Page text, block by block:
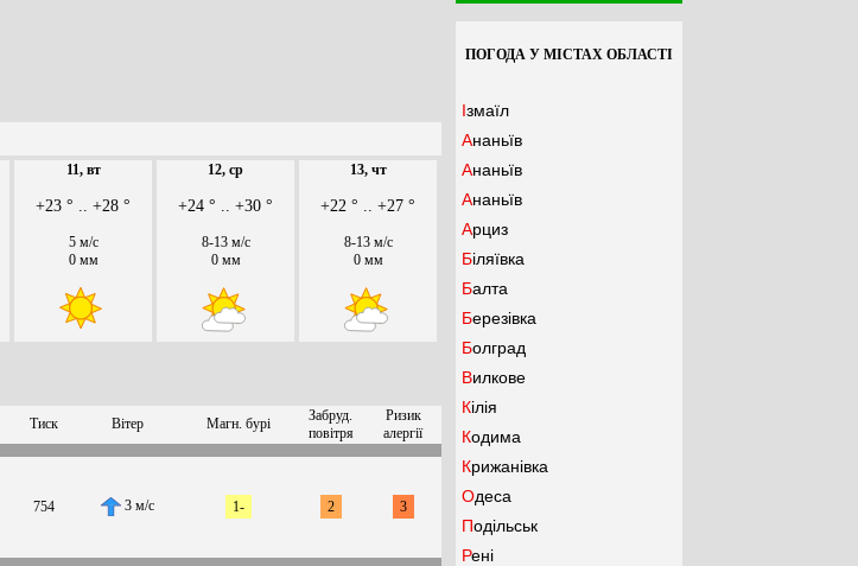
11, вт
+23 ° .. +28 °
5 м/с
0 мм
12, ср
+24 ° .. +30 °
8-13 м/с
0 мм
13, чт
+22 ° .. +27 °
8-13 м/с
0 мм
Тиск Вітер Магн. бурі
Забруд.
повітря
Ризик
алергії
754 3 м/с 1- 2 3
ПОГОДА У МІСТАХ ОБЛАСТІ
Ізмаїл
Ананьїв
Ананьїв
Ананьїв
Арциз
Біляївка
Балта
Березівка
Болград
Вилкове
Кілія
Кодима
Крижанівка
Одеса
Подільськ
Рені